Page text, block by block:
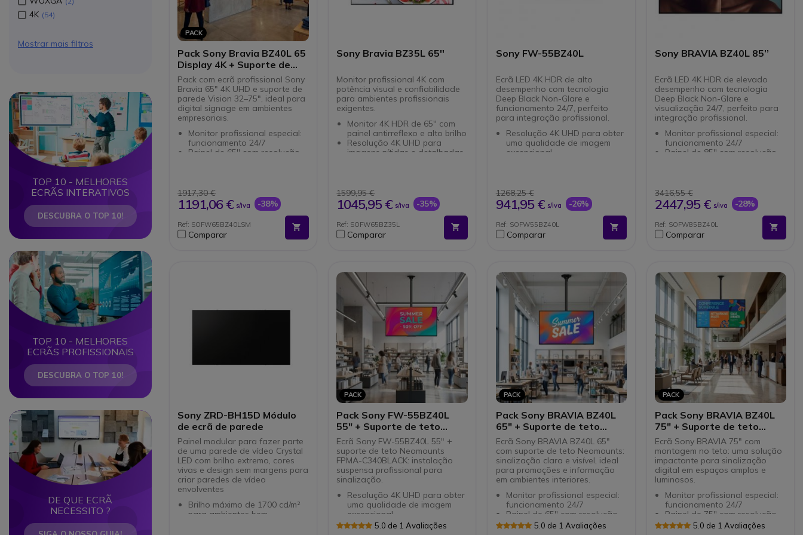
PACK
Pack Sony Bravia BZ40L 65
Display 4K + Suporte de
Parede
Pack com ecrã profissional Sony
Bravia 65" 4K UHD e suporte de
parede Vision 32–75", ideal para
digital signage em ambientes
empresariais.
Monitor profissional especial:
funcionamento 24/7
Painel de 65'' com resolução
Fixação não inclinável para
ecrãs LCD ou LED
Compatível com ecrãs de 32"
montagem VESA
Alta resistência (até 100 kg) e
1917,30 €
1191,06 € s/iva -38%
Ref: SOFW65BZ40LSM
Comparar
Sony Bravia BZ35L 65''
Monitor profissional 4K com
potência visual e confiabilidade
para ambientes profissionais
exigentes.
Monitor 4K HDR de 65'' com
painel antirreflexo e alto brilho
Resolução 4K UHD para
imagens nítidas e detalhadas
Aplicativos colaborativos da
Google Play Store
Compartilhar facilmente via
Pro Mode para clonar ajustes
em várias telas
digital no varejo, uso 24/7
1599,95 €
1045,95 € s/iva -35%
Ref: SOFW65BZ35L
Comparar
Sony FW-55BZ40L
Ecrã LED 4K HDR de alto
desempenho com tecnologia
Deep Black Non-Glare e
funcionamento 24/7, perfeito
para integração profissional.
Resolução 4K UHD para obter
uma qualidade de imagem
excepcional.
Flexibilidade da instalação no
modo retrato ou paisagem.
Use contínuo 24/7 HDMI-CEC
Modo Pro para evitar
distúrbios involuntários.
Sistema operacional de TV
Android para facilitar o
acesso a aplicativos.
Conectividade multiuso com
várias portas. >
1268,25 €
941,95 € s/iva -26%
Ref: SOFW55BZ40L
Comparar
Sony BRAVIA BZ40L 85’’
Ecrã LED 4K HDR de elevado
desempenho com tecnologia
Deep Black Non-Glare e
visualização 24/7, perfeito para
integração profissional.
Monitor profissional especial:
funcionamento 24/7
Painel de 85'' com resolução
Tecnologia Deep Black Non-
Glare para minimizar os
reflexos
Android TV integrada com
suporte para Google Meet
32 GB de armazenamento
3416,55 €
2447,95 € s/iva -28%
Ref: SOFW85BZ40L
Comparar
Sony ZRD-BH15D Módulo
de ecrã de parede
Painel modular para fazer parte
de uma parede de vídeo Crystal
LED com brilho extremo, cores
vivas e design sem margens para
criar paredes de vídeo
envolventes
Brilho máximo de 1700 cd/m²
para ambientes bem
PACK
Pack Sony FW-55BZ40L
55" + Suporte de teto
Neomounts FPMA-
C340BLACK
Ecrã Sony FW-55BZ40L 55" +
suporte de teto Neomounts
FPMA-C340BLACK: instalação
suspensa profissional para
sinalização.
Resolução 4K UHD para obter
uma qualidade de imagem
excepcional.
Tecnologia anti -inflexível
5.0 de 1 Avaliações
PACK
Pack Sony BRAVIA BZ40L
65" + Suporte de teto
Neomounts FPMA-
C340BLACK
Ecrã Sony BRAVIA BZ40L 65"
com suporte de teto Neomounts:
sinalização clara e visível, ideal
para promoções e informação
em ambientes interiores.
Monitor profissional especial:
funcionamento 24/7
Painel de 65'' com resolução
4K UHD5.0 de 1 Avaliações
PACK
Pack Sony BRAVIA BZ40L
75" + Suporte de teto
Neomounts FPMA-
C340BLACK
Ecrã Sony BRAVIA 75" com
montagem no teto: uma solução
impactante para sinalização
digital em espaços amplos e
luminosos.
Monitor profissional especial:
funcionamento 24/7
Painel de 75'' com resolução
4K UHD5.0 de 1 Avaliações
4K 54
Mostrar mais filtros
Circle
Circle
TOP 10 - MELHORES
ECRÃS INTERATIVOS
DESCUBRA O TOP 10!
Circle
Circle
TOP 10 - MELHORES
ECRÃS PROFISSIONAIS
DESCUBRA O TOP 10!
Circle
Circle
DE QUE ECRÃ
NECESSITO ?